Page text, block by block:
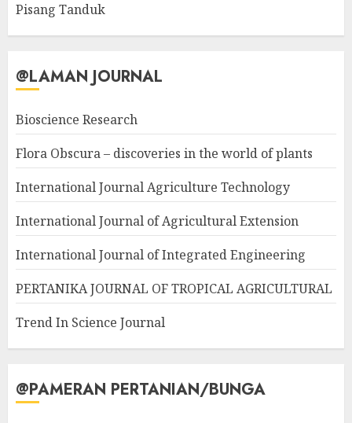
Pisang Tanduk
@LAMAN JOURNAL
Bioscience Research
Flora Obscura – discoveries in the world of plants
International Journal Agriculture Technology
International Journal of Agricultural Extension
International Journal of Integrated Engineering
PERTANIKA JOURNAL OF TROPICAL AGRICULTURAL
Trend In Science Journal
@PAMERAN PERTANIAN/BUNGA